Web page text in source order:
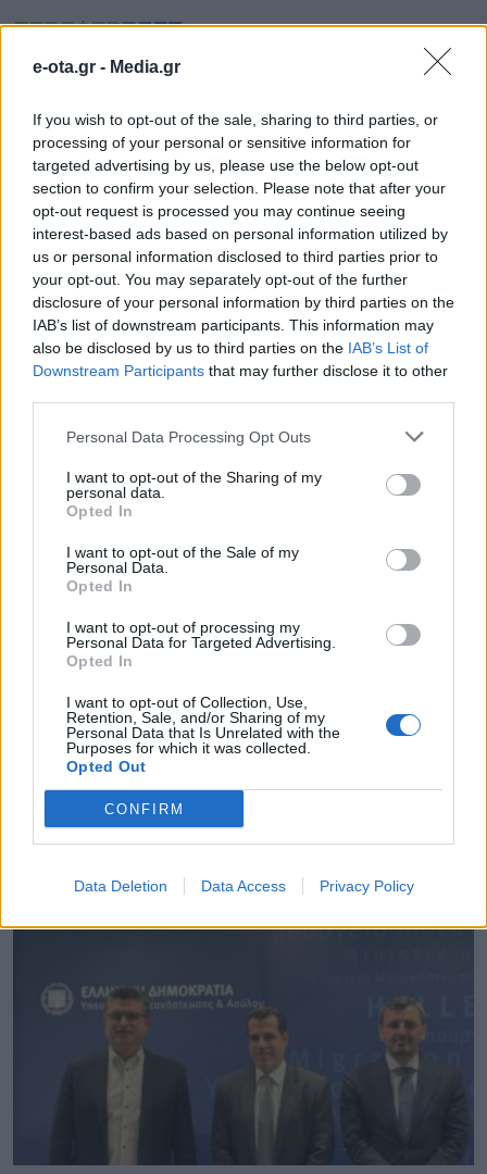
e-ota.gr - Media.gr
If you wish to opt-out of the sale, sharing to third parties, or
processing of your personal or sensitive information for
targeted advertising by us, please use the below opt-out
section to confirm your selection. Please note that after your
opt-out request is processed you may continue seeing
interest-based ads based on personal information utilized by
us or personal information disclosed to third parties prior to
your opt-out. You may separately opt-out of the further
disclosure of your personal information by third parties on the
IAB’s list of downstream participants. This information may
also be disclosed by us to third parties on the IAB’s List of
Downstream Participants that may further disclose it to other
Personal Data Processing Opt Outs
I want to opt-out of the Sharing of my
personal data.
Opted In
I want to opt-out of the Sale of my
Personal Data.
Opted In
I want to opt-out of processing my
Personal Data for Targeted Advertising.
Opted In
I want to opt-out of Collection, Use,
Retention, Sale, and/or Sharing of my
Personal Data that Is Unrelated with the
Purposes for which it was collected.
Opted Out
CONFIRM
Data Deletion Data Access Privacy Policy
ΠΕΡΙΦΕΡΕΙΕΣ
Συνεργασία ΔΕΥΑ Μετεώρων και Λάρισας για
06.08.2026 - 13.10
Ξεκινούν οι αυτοψίες στις πληγείσες κατοικίες
και επιχειρήσεις στα Μέγαρα
06.08.2026 - 12.10